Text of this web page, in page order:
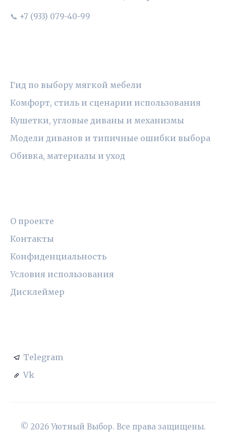
📞 +7 (933) 079-40-99
Гид по выбору мягкой мебели
Комфорт, стиль и сценарии использования
Кушетки, угловые диваны и механизмы
Модели диванов и типичные ошибки выбора
Обивка, материалы и уход
О проекте
Контакты
Конфиденциальность
Условия использования
Дисклеймер
Telegram
Vk
© 2026 Уютный Выбор. Все права защищены.